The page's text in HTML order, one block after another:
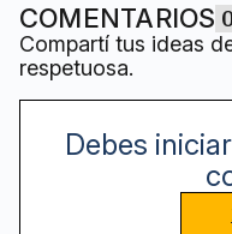
COMENTARIOS
Compartí tus ideas
respetuosa.
Debes